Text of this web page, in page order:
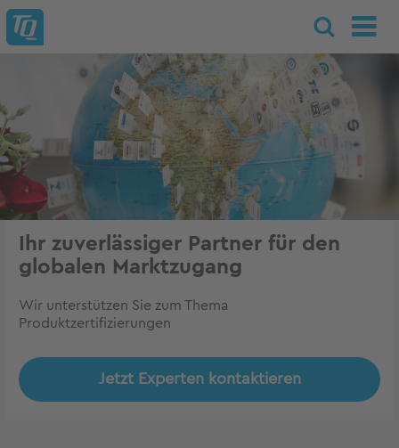
Ihr zuverlässiger Partner für den
globalen Marktzugang
Wir unterstützen Sie zum Thema
Produktzertifizierungen
Jetzt Experten kontaktieren